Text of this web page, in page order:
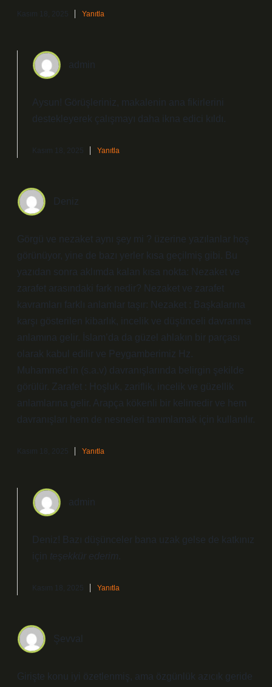
Kasım 18, 2025 Yanıtla
admin
Aysun! Görüşleriniz, makalenin ana fikirlerini
destekleyerek çalışmayı daha ikna edici kıldı.
Kasım 18, 2025 Yanıtla
Deniz
Görgü ve nezaket aynı şey mi ? üzerine yazılanlar hoş
görünüyor, yine de bazı yerler kısa geçilmiş gibi. Bu
yazıdan sonra aklımda kalan kısa nokta: Nezaket ve
zarafet arasındaki fark nedir? Nezaket ve zarafet
kavramları farklı anlamlar taşır: Nezaket : Başkalarına
karşı gösterilen kibarlık, incelik ve düşünceli davranma
anlamına gelir. İslam’da da güzel ahlakın bir parçası
olarak kabul edilir ve Peygamberimiz Hz.
Muhammed’in (s.a.v) davranışlarında belirgin şekilde
görülür. Zarafet : Hoşluk, zariflik, incelik ve güzellik
anlamlarına gelir. Arapça kökenli bir kelimedir ve hem
davranışları hem de nesneleri tanımlamak için kullanılır.
Kasım 18, 2025 Yanıtla
admin
Deniz! Bazı düşünceler bana uzak gelse de katkınız
için teşekkür ederim.
Kasım 18, 2025 Yanıtla
Şevval
Girişte konu iyi özetlenmiş, ama özgünlük azıcık geride